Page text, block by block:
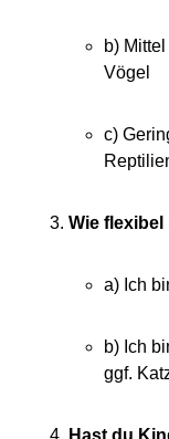
b)
Vögel
c)
Wie flexibel
a) Ich
b) Ich
ggf.
Hast du